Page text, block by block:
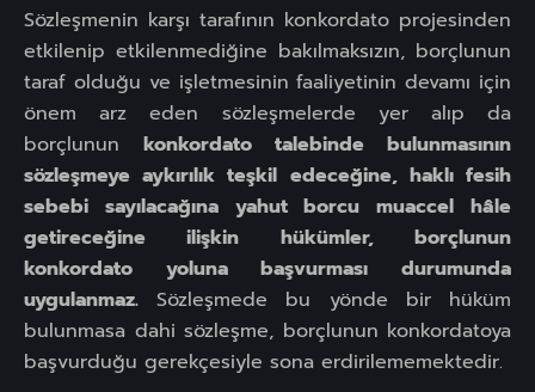
Sözleşmenin karşı tarafının konkordato projesinden
etkilenip etkilenmediğine bakılmaksızın, borçlunun
taraf olduğu ve işletmesinin faaliyetinin devamı için
önem arz eden sözleşmelerde yer alıp da
borçlunun konkordato talebinde bulunmasının
sözleşmeye aykırılık teşkil edeceğine, haklı fesih
sebebi sayılacağına yahut borcu muaccel hâle
getireceğine ilişkin hükümler, borçlunun
konkordato yoluna başvurması durumunda
uygulanmaz. Sözleşmede bu yönde bir hüküm
bulunmasa dahi sözleşme, borçlunun konkordatoya
başvurduğu gerekçesiyle sona erdirilememektedir.